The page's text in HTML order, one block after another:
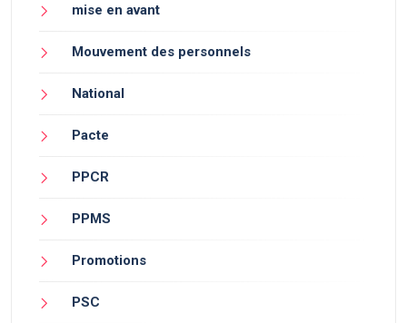
mise en avant
Mouvement des personnels
National
Pacte
PPCR
PPMS
Promotions
PSC